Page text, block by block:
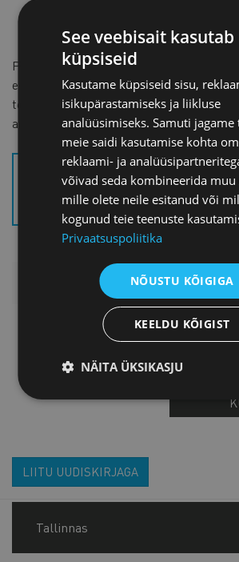
kontaktide loomiseks.
Partnerotsinguteenuse kasutamiseks
ettevõtte profiili vorm, mis sisaldab
tegevusala ja otsitava koostöövormi
ankeet inglise keeles.
COMPANY PROFILE SELF-
EVALUATION TOOL ENG
(.DOCX)
LISAINFO
Kadri
Europe
LIITU UUDISKIRJAGA
Tallinnas
See veebisait kasutab
küpsiseid
Kasutame küpsiseid sisu,
isikupärastamiseks ja liikluse
analüüsimiseks. Samuti jagame
meie saidi kasutamise kohta
reklaami- ja
võivad seda kombineerida muu
mille olete neile esitanud või
kogunud teie teenuste
Privaatsuspoliitika
NÕUSTU KÕIGIGA
KEELDU KÕIGIST
NÄITA ÜKSIKASJU